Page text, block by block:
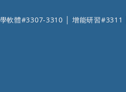
軟體#3307-3310 │ 增能研習#3311